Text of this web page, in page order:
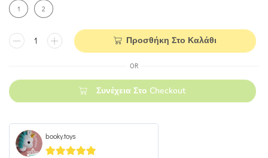
1 2
Προσθήκη Στο Καλάθι
OR
Συνέχεια Στο Checkout
booky.toys